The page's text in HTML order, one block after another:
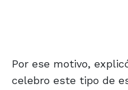
Por ese motivo,
celebro este tipo de